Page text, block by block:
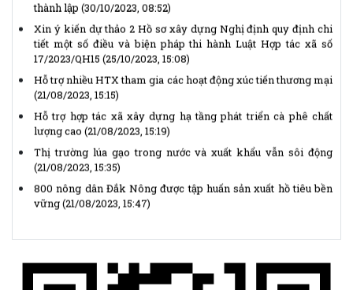
Xin ý kiến dự thảo 2 Hồ sơ xây dựng Nghị định quy định chi
tiết một số điều và biện pháp thi hành Luật Hợp tác xã số
17/2023/QH15(25/10/2023, 15:08)
Hỗ trợ nhiều HTX tham gia các hoạt động xúc tiến thương mại
(21/08/2023, 15:15)
Hỗ trợ hợp tác xã xây dựng hạ tầng phát triển cà phê chất
lượng cao(21/08/2023, 15:19)
Thị trường lúa gạo trong nước và xuất khẩu vẫn sôi động
(21/08/2023, 15:35)
800 nông dân Đắk Nông được tập huấn sản xuất hồ tiêu bền
vững(21/08/2023, 15:47)
Thể lệ Giải báo chí “Vì sự nghiệp Đại đoàn kết toàn dân tộc”
lần thứ XVII, năm 2025 - 2026
(14/04/2026, 14:15)